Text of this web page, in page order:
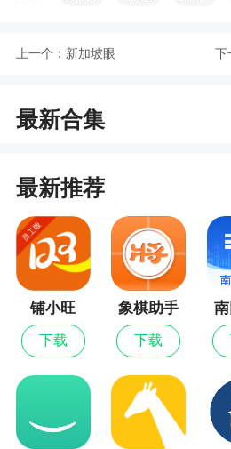
2、实现随时随地处理询
购需求，助你提升20%订单量
v3.12.02
1、新增桌面添加App小组
上一个： 新加坡眼 下
最新合集
最新推荐
铺小旺
下载
象棋助手
下载